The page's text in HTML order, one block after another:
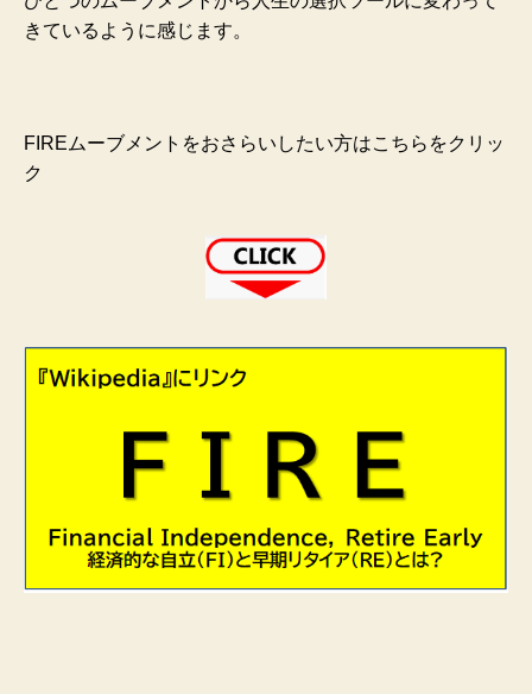
きているように感じます。
FIREムーブメントをおさらいしたい方はこちらをクリッ
ク